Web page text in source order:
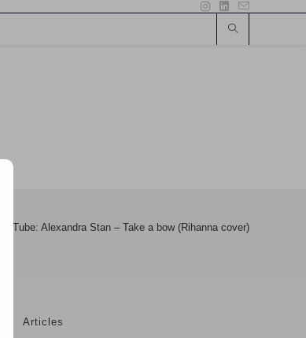
YouTube: Alexandra Stan – Take a bow (Rihanna cover)
Articles